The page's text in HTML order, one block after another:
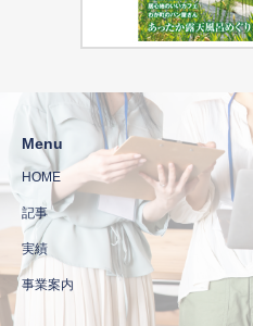
Menu
HOME
記事
実績
事業案内